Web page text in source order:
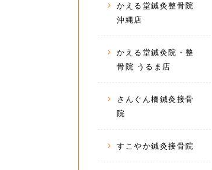
かえる堂鍼灸整骨院
沖縄店
かえる堂鍼灸院・整
骨院 うるま店
さんぐん橋鍼灸接骨
院
すこやか鍼灸接骨院